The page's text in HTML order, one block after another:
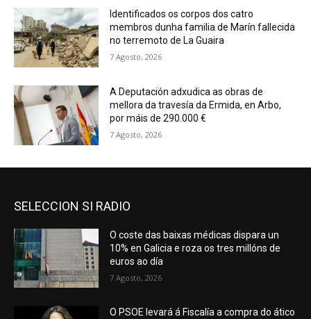
Identificados os corpos dos catro
membros dunha familia de Marín fallecida
no terremoto de La Guaira
7 Agosto, 2026
A Deputación adxudica as obras de
mellora da travesía da Ermida, en Arbo,
por máis de 290.000 €
7 Agosto, 2026
SELECCION SI RADIO
O coste das baixas médicas dispara un
10% en Galicia e roza os tres millóns de
euros ao día
7 Agosto, 2026
O PSOE levará á Fiscalía a compra do ático